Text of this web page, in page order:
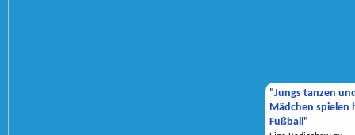
"Jungs tanzen
Mädchen spielen
Fußball"